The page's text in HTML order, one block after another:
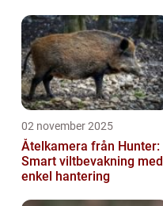
02 november 2025
Åtelkamera från Hunter:
Smart viltbevakning med
enkel hantering